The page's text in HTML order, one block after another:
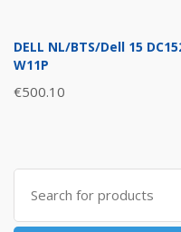
DELL NL/BTS/Dell 15
W11P
€500.10
Search
for: